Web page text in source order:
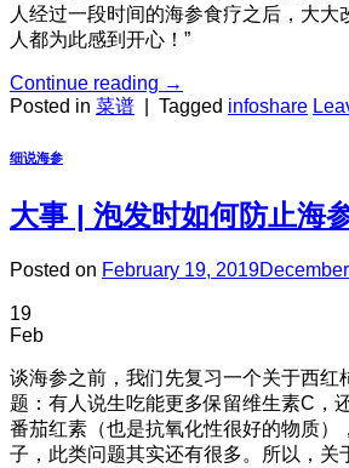
人经过一段时间的海参食疗之后，大大
人都为此感到开心！”
Continue reading →
Posted in 菜谱 Tagged infoshare
细说海参
大事 | 泡发时如何防止海
Posted on February 19, 2019
19
Feb
谈海参之前，我们先复习一个关于西红
题：有人说生吃能更多保留维生素C，
番茄红素（也是抗氧化性很好的物质）
子，此类问题其实还有很多。所以，关